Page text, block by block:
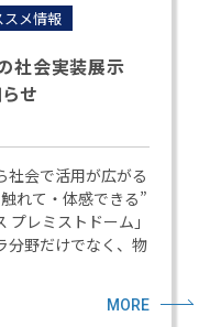
スメ情報
の社会実装展示
せ
社会で活用が広がる
れて・体感できる”
レミストドーム」
分野だけでなく、物
MORE